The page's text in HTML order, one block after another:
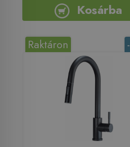
Kosárba
Raktáron